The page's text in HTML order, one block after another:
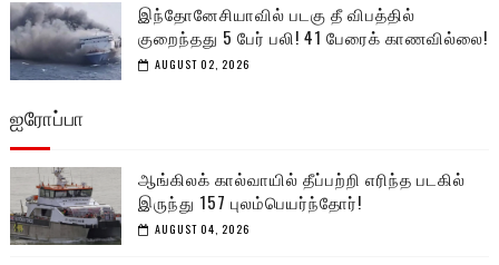
இந்தோனேசியாவில் படகு தீ விபத்தில்
குறைந்தது 5 பேர் பலி! 41 பேரைக் காணவில்லை!
AUGUST 02, 2026
ஐரோப்பா
ஆங்கிலக் கால்வாயில் தீப்பற்றி எரிந்த படகில்
இருந்து 157 புலம்பெயர்ந்தோர்!
AUGUST 04, 2026